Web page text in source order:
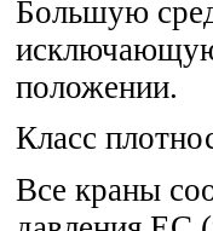
Большую
исключающую
положении.
Класс
Все краны